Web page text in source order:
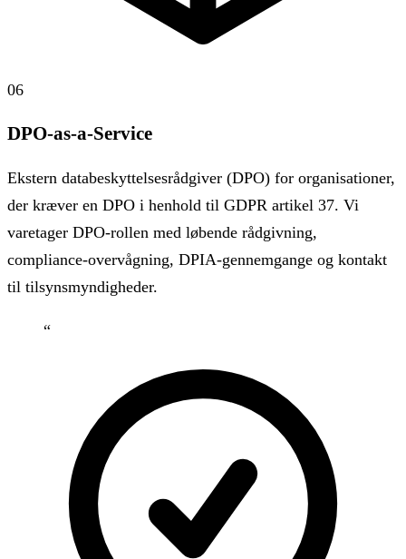
06
DPO-as-a-Service
Ekstern databeskyttelsesrådgiver (DPO) for organisationer,
der kræver en DPO i henhold til GDPR artikel 37. Vi
varetager DPO-rollen med løbende rådgivning,
compliance-overvågning, DPIA-gennemgange og kontakt
til tilsynsmyndigheder.
“